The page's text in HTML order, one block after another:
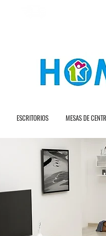
ESCRITORIOS MESAS DE